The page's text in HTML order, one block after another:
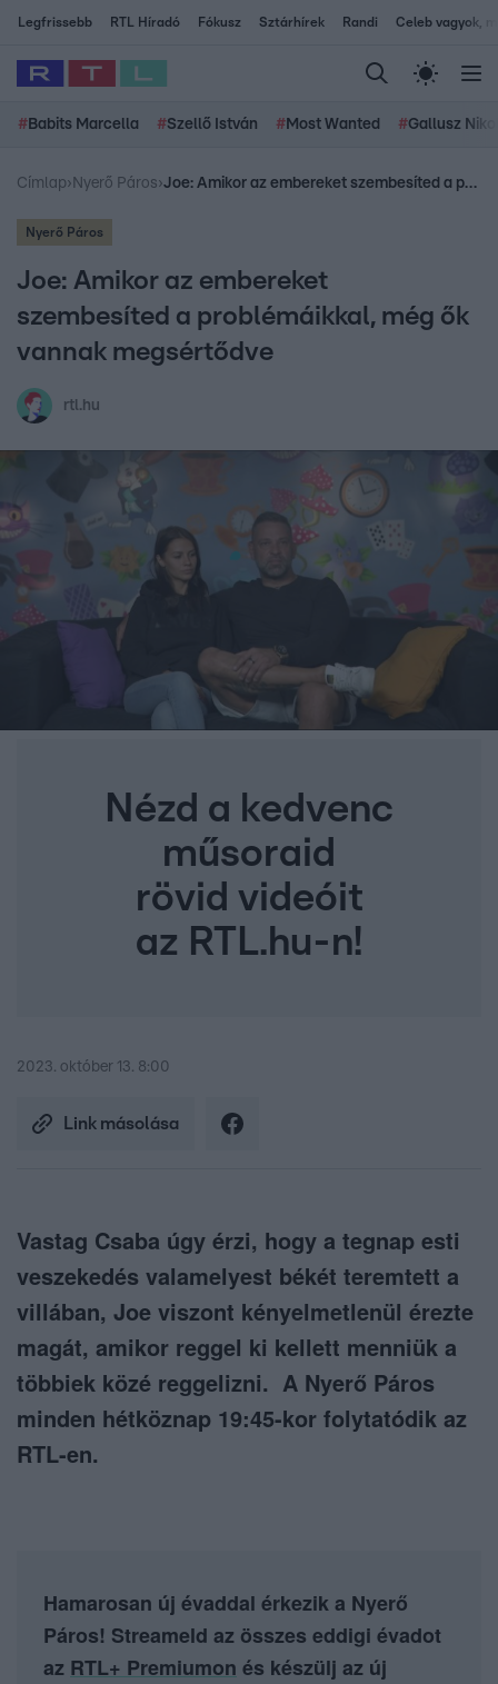
Legfrissebb RTL Híradó Fókusz Sztárhírek Randi Celeb vagyok,
# Babits Marcella #Szellő István # Most Wanted #Gallusz
Címlap› Nyerő Páros› Joe: Amikor az embereket szembesíted a problémáikkal, még ők vannak megsértődve
Nyerő Páros
Joe: Amikor az embereket
szembesíted a problémáikkal, még ők
vannak megsértődve
rtl.hu
Nézd a kedvenc
műsoraid
rövid videóit
az RTL.hu-n!
2023. október 13. 8:00
Link másolása
Vastag Csaba úgy érzi, hogy a tegnap esti
veszekedés valamelyest békét teremtett a
villában, Joe viszont kényelmetlenül érezte
magát, amikor reggel ki kellett menniük a
többiek közé reggelizni. A Nyerő Páros
minden hétköznap 19:45-kor folytatódik az
RTL-en.
Hamarosan új évaddal érkezik a Nyerő
Páros! Streameld az összes eddigi évadot
az RTL+ Premiumon és készülj az új